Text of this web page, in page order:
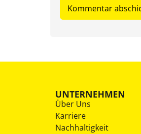
UNTERNEHMEN
Über Uns
Karriere
Nachhaltigkeit